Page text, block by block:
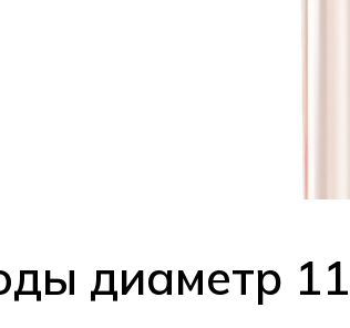
диаметр